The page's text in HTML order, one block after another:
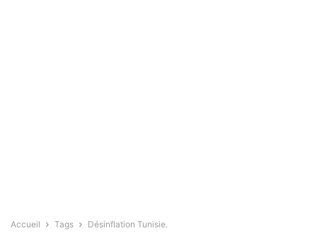
Accueil Tags Désinflation Tunisie.